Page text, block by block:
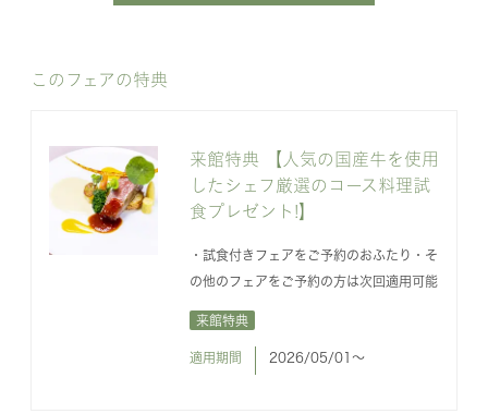
このフェアの特典
来館特典 【人気の国産牛を使用
したシェフ厳選のコース料理試
食プレゼント!】
・試食付きフェアをご予約のおふたり・そ
の他のフェアをご予約の方は次回適用可能
来館特典
適用期間 2026/05/01〜